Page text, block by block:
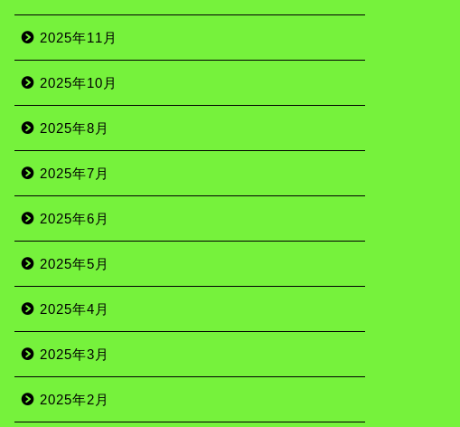
2025年11月
2025年10月
2025年8月
2025年7月
2025年6月
2025年5月
2025年4月
2025年3月
2025年2月